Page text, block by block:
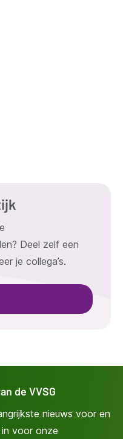
Deel zelf een
je collega’s.
de VVSG
nieuws voor en
voor onze